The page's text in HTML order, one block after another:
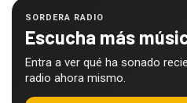
SORDERA RADIO
Escucha más
Entra a ver qué ha sonado
radio ahora mismo.